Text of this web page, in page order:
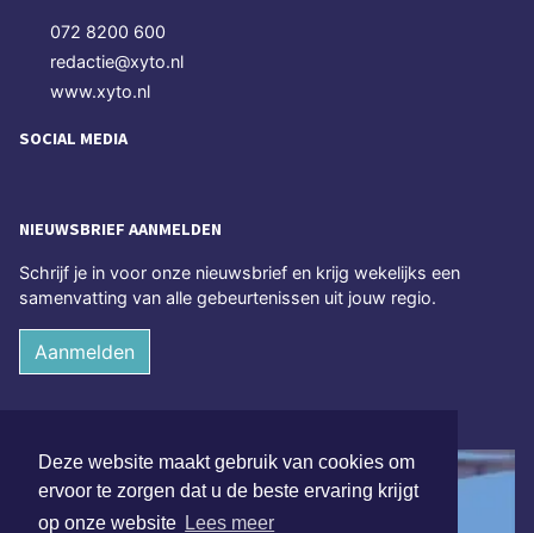
Deze website maakt gebruik van cookies om
ervoor te zorgen dat u de beste ervaring krijgt
op onze website Lees meer
072 8200 600
redactie@xyto.nl
www.xyto.nl
SOCIAL MEDIA
NIEUWSBRIEF AANMELDEN
Schrijf je in voor onze nieuwsbrief en krijg wekelijks een
samenvatting van alle gebeurtenissen uit jouw regio.
Aanmelden